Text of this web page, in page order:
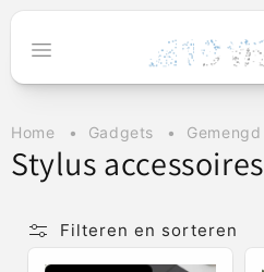
Meteen naar
Home Gadgets Gemengd
C
Stylus accessoires
Filteren en sorteren